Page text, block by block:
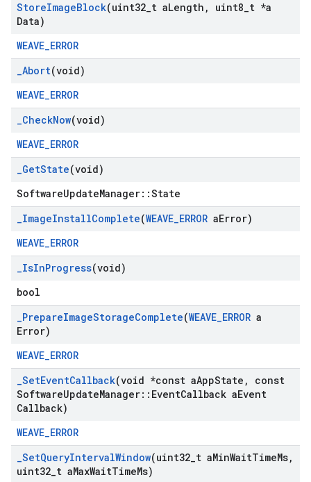
StoreImageBlock(uint32 t aLength , uint8 t *a
Data)
WEAVE_ERROR
_Abort(void)
WEAVE_ERROR
_CheckNow(void)
WEAVE_ERROR
_GetState(void)
SoftwareUpdateManager::State
_ImageInstallComplete(WEAVE_ERROR aError)
WEAVE_ERROR
_IsInProgress(void)
bool
_PrepareImageStorageComplete(WEAVE_ERROR a
Error)
WEAVE_ERROR
_SetEventCallback(void *const aAppState ,
const
SoftwareUpdateManager:: EventCallback aEvent
Callback)
WEAVE_ERROR
_SetQueryIntervalWindow(uint32 t aMinWaitTimeMs,
uint32 t aMaxWaitTimeMs)